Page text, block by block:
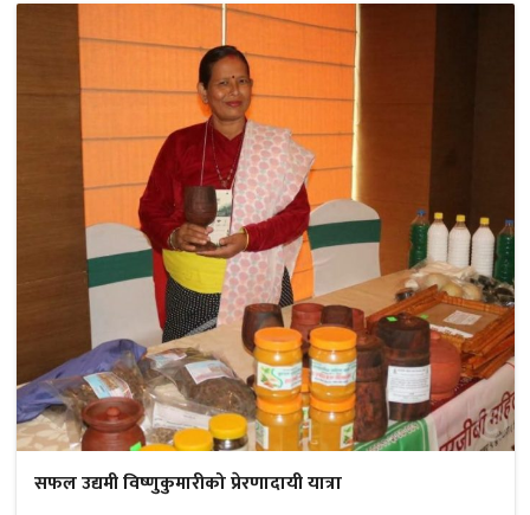
सफल उद्यमी विष्णुकुमारीको प्रेरणादायी यात्रा